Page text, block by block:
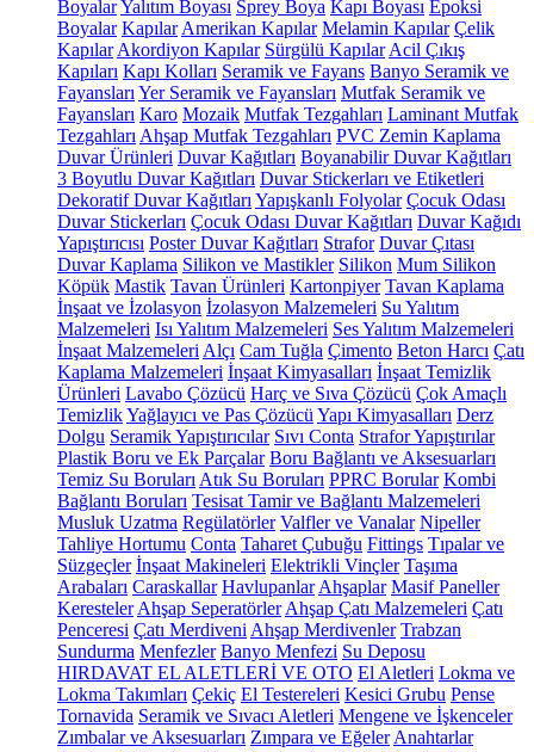
BoyalarYalıtım Boyası Sprey Boya Kapı Boyası Epoksi
Boyalar Kapılar Amerikan Kapılar Melamin Kapılar Çelik
Kapılar Akordiyon Kapılar Sürgülü Kapılar Acil Çıkış
Kapıları Kapı Kolları Seramik ve Fayans Banyo Seramik ve
Fayansları Yer Seramik ve Fayansları Mutfak Seramik ve
Fayansları Karo Mozaik Mutfak Tezgahları Laminant Mutfak
Tezgahları Ahşap Mutfak Tezgahları PVC Zemin Kaplama
Duvar Ürünleri Duvar Kağıtları Boyanabilir Duvar Kağıtları
3 Boyutlu Duvar Kağıtları Duvar Stickerları ve Etiketleri
Dekoratif Duvar Kağıtları Yapışkanlı Folyolar Çocuk Odası
Duvar Stickerları Çocuk Odası Duvar Kağıtları Duvar Kağıdı
Yapıştırıcısı Poster Duvar Kağıtları Strafor Duvar Çıtası
Duvar Kaplama Silikon ve Mastikler Silikon Mum Silikon
Köpük Mastik Tavan Ürünleri Kartonpiyer Tavan Kaplama
İnşaat ve İzolasyon İzolasyon Malzemeleri Su Yalıtım
Malzemeleri Isı Yalıtım Malzemeleri Ses Yalıtım Malzemeleri
İnşaat Malzemeleri Alçı Cam Tuğla Çimento Beton Harcı Çatı
Kaplama Malzemeleri İnşaat Kimyasalları İnşaat Temizlik
Ürünleri Lavabo Çözücü Harç ve Sıva Çözücü Çok Amaçlı
TemizlikYağlayıcı ve Pas Çözücü Yapı Kimyasalları Derz
Dolgu Seramik Yapıştırıcılar Sıvı Conta Strafor Yapıştırılar
Plastik Boru ve Ek Parçalar Boru Bağlantı ve Aksesuarları
Temiz Su Boruları Atık Su Boruları PPRC Borular Kombi
Bağlantı Boruları Tesisat Tamir ve Bağlantı Malzemeleri
Musluk Uzatma Regülatörler Valfler ve Vanalar Nipeller
Tahliye Hortumu Conta Taharet Çubuğu Fittings Tıpalar ve
Süzgeçler İnşaat Makineleri Elektrikli Vinçler Taşıma
Arabaları Caraskallar Havlupanlar Ahşaplar Masif Paneller
Keresteler Ahşap Seperatörler Ahşap Çatı Malzemeleri Çatı
Penceresi Çatı Merdiveni Ahşap Merdivenler Trabzan
Sundurma Menfezler Banyo Menfezi Su Deposu
HIRDAVAT EL ALETLERİ VE OTO El Aletleri Lokma ve
Lokma Takımları Çekiç El Testereleri Kesici Grubu Pense
Tornavida Seramik ve Sıvacı Aletleri Mengene ve İşkenceler
Zımbalar ve Aksesuarları Zımpara ve Eğeler Anahtarlar